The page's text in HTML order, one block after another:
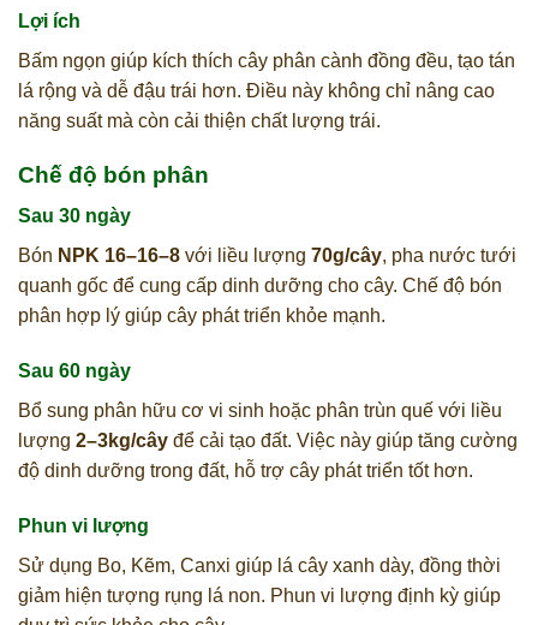
Lợi ích
Bấm ngọn giúp kích thích cây phân cành đồng đều, tạo tán
lá rộng và dễ đậu trái hơn. Điều này không chỉ nâng cao
năng suất mà còn cải thiện chất lượng trái.
Chế độ bón phân
Sau 30 ngày
Bón NPK 16–16–8 với liều lượng 70g/cây, pha nước tưới
quanh gốc để cung cấp dinh dưỡng cho cây. Chế độ bón
phân hợp lý giúp cây phát triển khỏe mạnh.
Sau 60 ngày
Bổ sung phân hữu cơ vi sinh hoặc phân trùn quế với liều
lượng 2–3kg/cây để cải tạo đất. Việc này giúp tăng cường
độ dinh dưỡng trong đất, hỗ trợ cây phát triển tốt hơn.
Phun vi lượng
Sử dụng Bo, Kẽm, Canxi giúp lá cây xanh dày, đồng thời
giảm hiện tượng rụng lá non. Phun vi lượng định kỳ giúp